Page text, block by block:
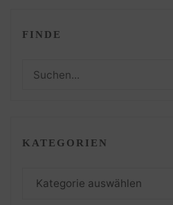
FINDE
Suchen
KATEGORIEN
Kategorien